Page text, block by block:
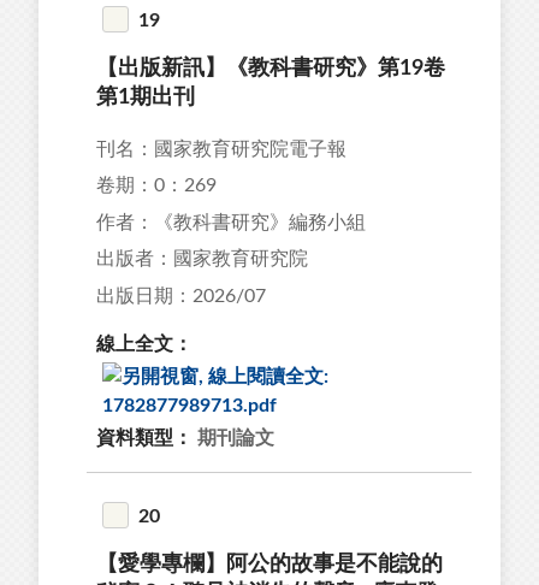
19
【出版新訊】《教科書研究》第19卷
第1期出刊
刊名：國家教育研究院電子報
卷期：0：269
作者：《教科書研究》編務小組
出版者：國家教育研究院
出版日期：2026/07
線上全文：
資料類型： 期刊論文
20
【愛學專欄】阿公的故事是不能說的